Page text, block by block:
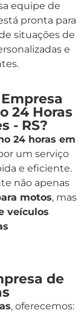
equipe de
pronta para
situações de
e
24 Horas
- RS?
24 horas em
um serviço
e eficiente.
não apenas
motos, mas
veículos
de
, oferecemos: